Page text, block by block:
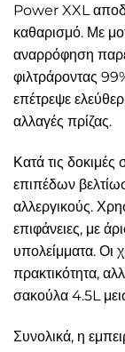
Power XXL
καθαρισμό. Με
αναρρόφηση
φιλτράροντας
επέτρεψε
αλλαγές πρίζας.
Κατά τις δοκιμές
επιπέδων
αλλεργικούς.
επιφάνειες, με
υπολείμματα. Οι
πρακτικότητα,
σακούλα 4.5L
Συνολικά, η